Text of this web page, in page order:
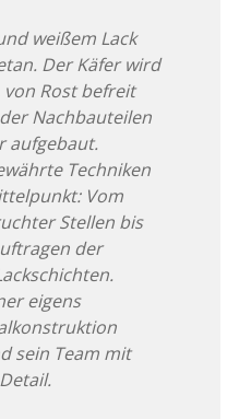
2020
2021
2022
2023
2024
weißem Lack
Der Käfer wird
Rost befreit
Nachbauteilen
aufgebaut.
Techniken
Vom
Stellen bis
der
eigens
sein Team mit